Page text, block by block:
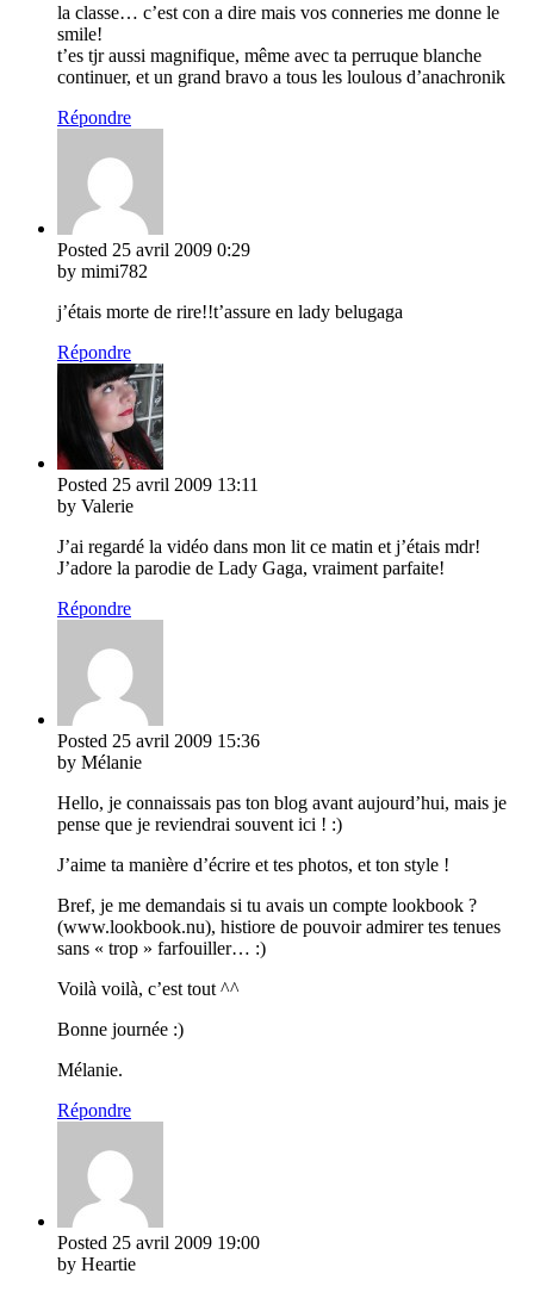
la classe… c’est con a dire mais vos conneries me donne le
smile!
t’es tjr aussi magnifique, même avec ta perruque blanche
continuer, et un grand bravo a tous les loulous d’anachronik
Répondre
Posted 25 avril 2009 0:29
by mimi782
j’étais morte de rire!!t’assure en lady belugaga
Répondre
Posted 25 avril 2009 13:11
by Valerie
J’ai regardé la vidéo dans mon lit ce matin et j’étais mdr!
J’adore la parodie de Lady Gaga, vraiment parfaite!
Répondre
Posted 25 avril 2009 15:36
by Mélanie
Hello, je connaissais pas ton blog avant aujourd’hui, mais je
pense que je reviendrai souvent ici ! :)
J’aime ta manière d’écrire et tes photos, et ton style !
Bref, je me demandais si tu avais un compte lookbook ?
(www.lookbook.nu), histiore de pouvoir admirer tes tenues
sans « trop » farfouiller… :)
Voilà voilà, c’est tout ^^
Bonne journée :)
Mélanie.
Répondre
Posted 25 avril 2009 19:00
by Heartie